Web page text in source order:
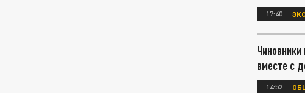
17:40
вместе с
14:52